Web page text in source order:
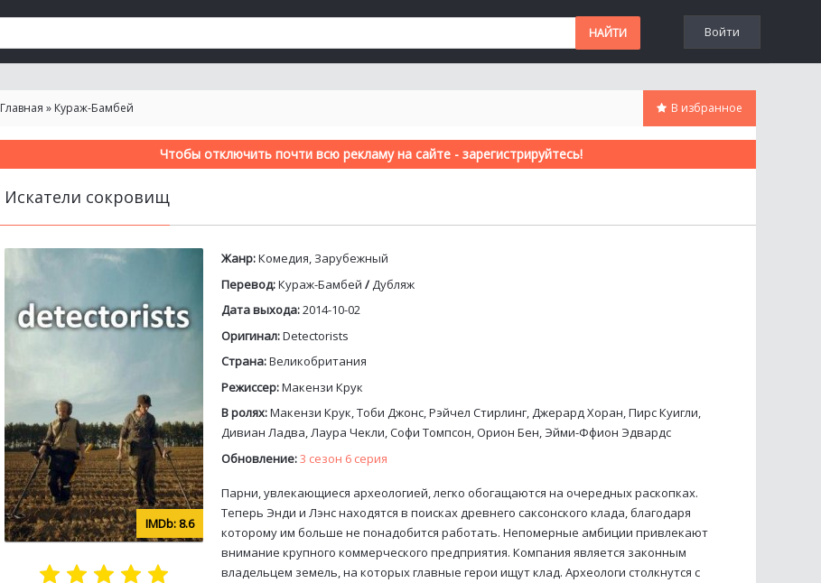
Войти
Главная » Кураж-Бамбей В избранное
Чтобы отключить почти всю рекламу на сайте - зарегистрируйтесь!
Искатели сокровищ
8.6
Жанр:Комедия, Зарубежный
Перевод:Кураж-Бамбей / Дубляж
Дата выхода:2014-10-02
Оригинал:Detectorists
Страна:Великобритания
Режиссер:Макензи Крук
В ролях:Макензи Крук, Тоби Джонс, Рэйчел Стирлинг, Джерард Хоран, Пирс Куигли,
Дивиан Ладва, Лаура Чекли, Софи Томпсон, Орион Бен, Эйми-Ффион Эдвардс
Обновление:3 сезон 6 серия
Парни, увлекающиеся археологией, легко обогащаются на очередных раскопках.
Теперь Энди и Лэнс находятся в поисках древнего саксонского клада, благодаря
которому им больше не понадобится работать. Непомерные амбиции привлекают
внимание крупного коммерческого предприятия. Компания является законным
владельцем земель, на которых главные герои ищут клад. Археологи столкнутся с